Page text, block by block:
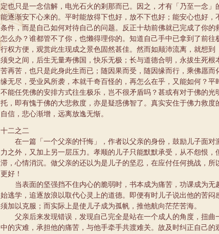
定也只是一念信解，电光石火的剎那而已。因之，才有「乃至一念
能逐渐安下心来的。平时能放得下也好，放不下也好；能安心也好
条件，而是自己如何对待自己的问题。反正十劫前佛就已完成了你
怎么办？谁都管不了你，也懒得理你的。知道自己手中已拿到了前
行权方便，观赏此生现成之景色固然甚佳。然而如颠沛流离，就想到
须臾之间，后生无量寿佛国，快乐无极；长与道德合明，永拔生死
苦再苦，也只是此身此生而已；随因果而受，随因缘而行，乘佛愿
缘无尽，受业风所袭，本就千奇百怪的，再怎么在乎，又能如何？平
不能任凭佛的安排方式往生极乐，岂不很矛盾吗？甚或有对于佛的
托，即有愧于佛的大悲救度，亦是疑惑佛智了。真实安住于佛力救度
自信，悲心渐增，远离放逸无惭。
十二之二
在一篇「一个父亲的忏悔」，作者以父亲的身份，鼓励儿子面对
力之外，又加上另一层压力。孝顺的儿子只能默默承受，从不怨恨
滞，心情消沉。做父亲的还以为是儿子的坚忍，在应付任何挑战，
更好！
当表面的坚强挡不住内心的脆弱时，书本成为痛苦，功课成为无
始逃学，追逐放浪以取代心灵上的道德。即便有时儿子说出他的苦
须加以克服；而实际上是使儿子成为孤帆，推他航向茫茫苦海。
父亲后来发现错误，发现自己完全是站在一个成人的角度，扭曲
中的灾难，承担他的痛苦，与他手牵手共渡难关。故及时纠正自己的